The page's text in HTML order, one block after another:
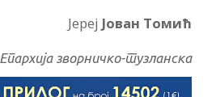
Јереј Јован Томић
Епархија зворничко-тузланска